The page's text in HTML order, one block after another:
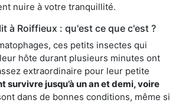
nuire à votre tranquillité.
à Roiffieux : qu'est ce que c'est ?
ces petits insectes qui
hôte durant plusieurs minutes ont
extraordinaire pour leur petite
survivre jusqu’à un an et demi, voire
dans de bonnes conditions, même si